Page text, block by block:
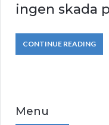
ingen skada
CONTINUE READING
Menu